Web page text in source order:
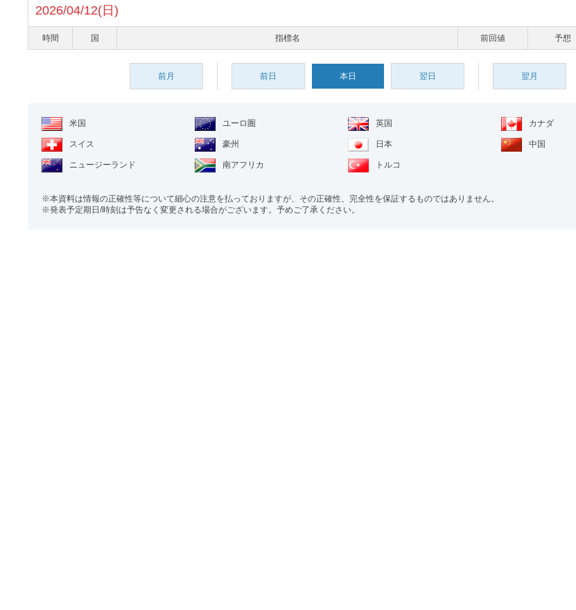
2026/04/12(日)
時間 国 指標名 前回値 予想
前月 前日 本日 翌日 翌月
米国 ユーロ圏 英国 カナダ
スイス 豪州 日本 中国
ニュージーランド 南アフリカ トルコ
本資料は情報の正確性等について細心の注意を払っておりますが、その正確性、完全性を保証するものではありません。
発表予定期日/時刻は予告なく変更される場合がございます。予めご了承ください。